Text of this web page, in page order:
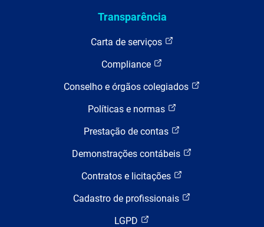
Transparência
Carta de serviços
Compliance
Conselho e órgãos colegiados
Políticas e normas
Prestação de contas
Demonstrações contábeis
Contratos e licitações
Cadastro de profissionais
LGPD